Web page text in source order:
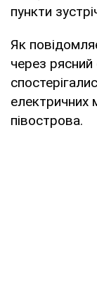
пункти
Як
через рясний
електричних
півострова.